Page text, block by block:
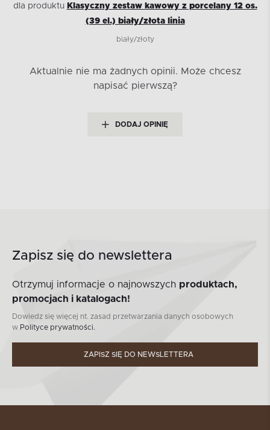
dla produktu Klasyczny zestaw kawowy z porcelany 12 os.
(39 el.) biały/złota linia
biały/złoty
Aktualnie nie ma żadnych opinii. Może chcesz
napisać pierwszą?
DODAJ OPINIĘ
Zapisz się do newslettera
Otrzymuj informacje o najnowszych produktach,
promocjach i katalogach!
Dowiedz się więcej nt. zasad przetwarzania danych osobowych
w Polityce prywatności.
ZAPISZ SIĘ DO NEWSLETTERA